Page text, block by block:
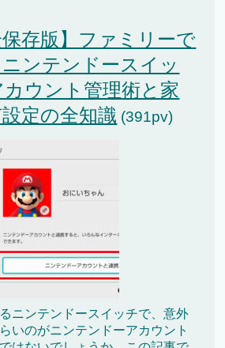
保存版】ファミリーで
ンテンドースイッ
ウント管理術と家
定の全知識 (391pv)
ニンテンドースイッチで、意外
いのがニンテンドーアカウント